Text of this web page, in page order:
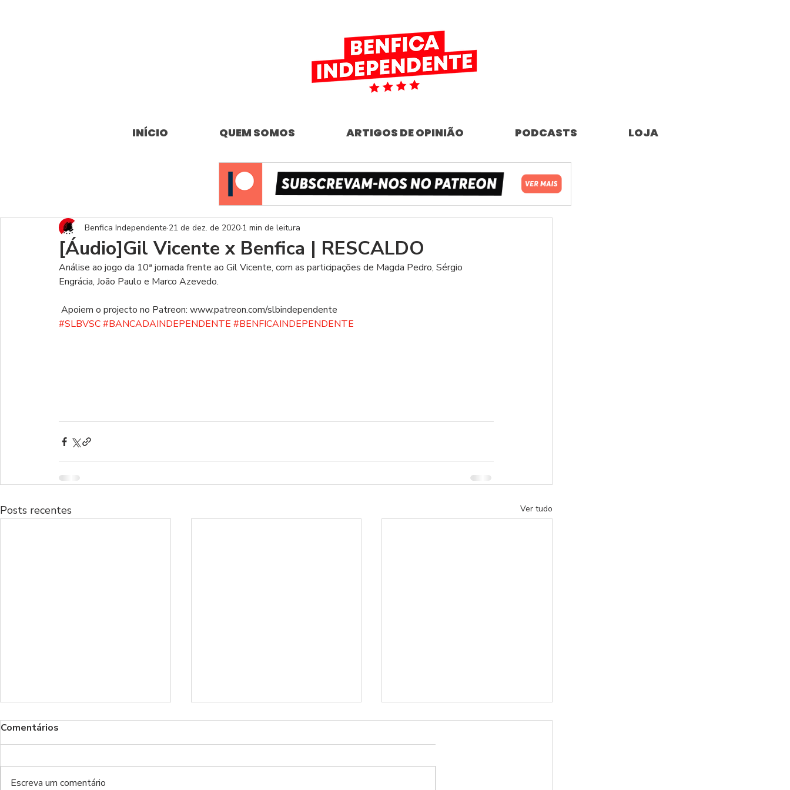
INÍCIO QUEM SOMOS ARTIGOS DE OPINIÃO PODCASTS LOJA
[Áudio]Gil Vicente x Benfica | RESCALDO
Benfica Independente 21 de dez. de 2020 1 min de leitura
Análise ao jogo da 10ª jornada frente ao Gil Vicente, com as participações de Magda Pedro, Sérgio
Engrácia, João Paulo e Marco Azevedo.
Apoiem o projecto no Patreon: www.patreon.com/slbindependente
#SLBVSC#BANCADAINDEPENDENTE #BENFICAINDEPENDENTE
Posts recentes Ver tudo
Comentários
Escreva um comentário